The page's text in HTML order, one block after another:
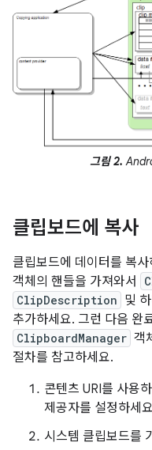
그림 2.
클립보드에 복사
클립보드에 데이터를 복사
객체의 핸들을 가져와서
ClipDescription 및
추가하세요. 그런 다음 완
ClipboardManager 객
절차를 참고하세요.
콘텐츠 URI를 사용
제공자를 설정하세
시스템 클립보드를